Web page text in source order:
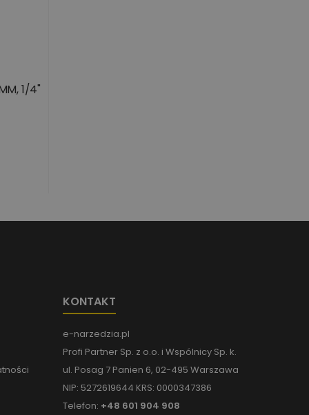
1/4"
KONTAKT
e-narzedzia.pl
Profi Partner Sp. z o.o. i Wspólnicy Sp. k.
ul. Posag 7 Panien 6, 02-495 Warszawa
NIP: 5272619644 KRS: 0000347386
Telefon: +48 601 904 908